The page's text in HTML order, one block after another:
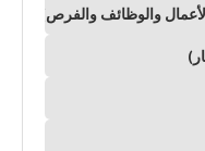
والوظائف والفرص)